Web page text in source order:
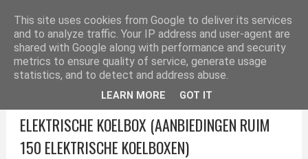
ELEKTRONICA TIPS
ELEKTRISCHE KOELBOX (AANBIEDINGEN RUIM
150 ELEKTRISCHE KOELBOXEN)
This site uses cookies from Google to deliver its services
and to analyze traffic. Your IP address and user-agent are
shared with Google along with performance and security
metrics to ensure quality of service, generate usage
statistics, and to detect and address abuse.
LEARN MORE GOT IT